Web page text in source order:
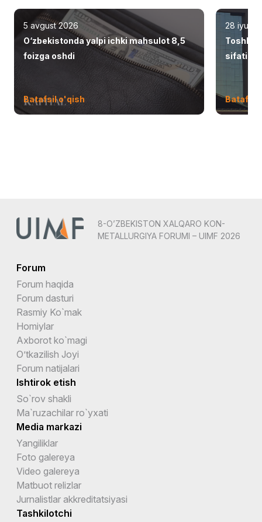
5 avgust 2026
O‘zbekistonda yalpi ichki mahsulot 8,5
foizga oshdi
Batafsil o'qish
28 iyul
Batafsil
8-O’ZBEKISTON XALQARO KON-
METALLURGIYA FORUMI – UIMF 2026
Forum
Forum haqida
Forum dasturi
Rasmiy Ko`mak
Homiylar
Axborot ko`magi
O’tkazilish Joyi
Forum natijalari
Ishtirok etish
So`rov shakli
Ma`ruzachilar ro`yxati
Media markazi
Yangiliklar
Foto galereya
Video galereya
Matbuot relizlar
Jurnalistlar akkreditatsiyasi
Tashkilotchi